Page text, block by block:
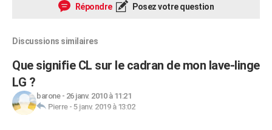
Répondre Posez votre question
Discussions similaires
Que signifie CL sur le cadran de mon lave-linge
LG ?
barone- 26 janv. 2010 à 11:21
Pierre- 5 janv. 2019 à 13:02